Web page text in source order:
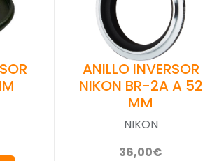
ANILLO INVERSOR
NIKON BR-2A A 52
MM
NIKON
36,00€